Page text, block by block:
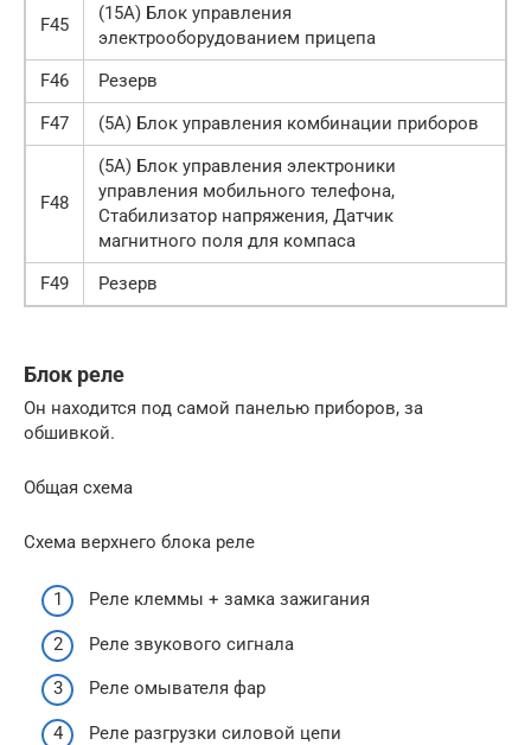
F45
(15А) Блок управления
электрооборудованием прицепа
F46
Резерв
F47
(5А) Блок управления комбинации приборов
F48
(5А) Блок управления электроники
управления мобильного телефона,
Стабилизатор напряжения, Датчик
магнитного поля для компаса
F49
Резерв
Блок реле
Он находится под самой панелью приборов, за
обшивкой.
Общая схема
Схема верхнего блока реле
Реле клеммы + замка зажигания
Реле звукового сигнала
Реле омывателя фар
Реле разгрузки силовой цепи